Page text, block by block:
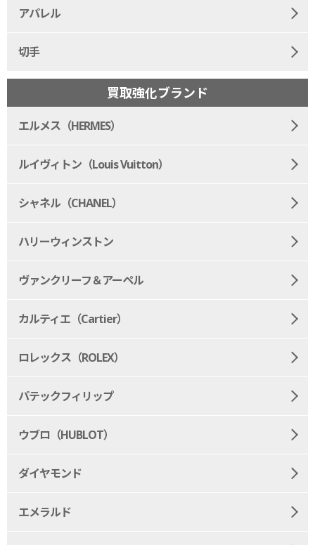
アパレル
切手
買取強化ブランド
エルメス（HERMES）
ルイヴィトン（Louis Vuitton）
シャネル（CHANEL）
ハリーウィンストン
ヴァンクリーフ＆アーペル
カルティエ（Cartier）
ロレックス（ROLEX）
パテックフィリップ
ウブロ（HUBLOT）
ダイヤモンド
エメラルド